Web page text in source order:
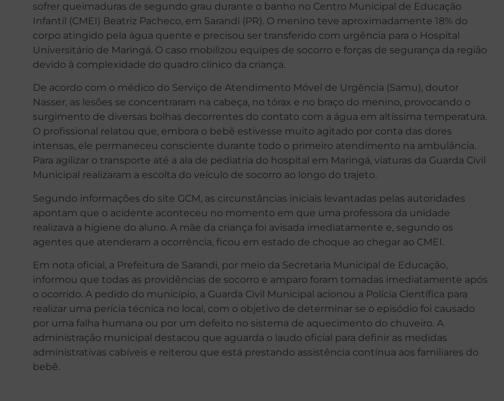
sofrer queimaduras de segundo grau durante o banho no Centro Municipal de Educação
Infantil (CMEI) Beatriz Pacheco, em Sarandi (PR). O menino teve aproximadamente 18% do
corpo atingido pela água quente e precisou ser transferido com urgência para o Hospital
Universitário de Maringá. O caso mobilizou equipes de socorro e forças de segurança da região
devido à complexidade do quadro clínico da criança.
De acordo com o médico do Serviço de Atendimento Móvel de Urgência (Samu), doutor
Nasser, as lesões se concentraram na cabeça, no tórax e no braço do menino, provocando o
surgimento de diversas bolhas decorrentes do contato com a água em altíssima temperatura.
O profissional relatou que, embora o bebê estivesse muito agitado por conta das dores
intensas, ele permaneceu consciente durante todo o primeiro atendimento na ambulância.
Para agilizar o transporte até a ala de pediatria do hospital em Maringá, viaturas da Guarda Civil
Municipal realizaram a escolta do veículo de socorro ao longo do trajeto.
Segundo informações do site GCM, as circunstâncias iniciais levantadas pelas autoridades
apontam que o acidente aconteceu no momento em que uma professora da unidade
realizava a higiene do aluno. A mãe da criança foi avisada imediatamente e, segundo os
agentes que atenderam a ocorrência, ficou em estado de choque ao chegar ao CMEI.
Em nota oficial, a Prefeitura de Sarandi, por meio da Secretaria Municipal de Educação,
informou que todas as providências de socorro e amparo foram tomadas imediatamente após
o ocorrido. A pedido do município, a Guarda Civil Municipal acionou a Polícia Científica para
realizar uma perícia técnica no local, com o objetivo de determinar se o episódio foi causado
por uma falha humana ou por um defeito no sistema de aquecimento do chuveiro. A
administração municipal destacou que aguarda o laudo oficial para definir as medidas
administrativas cabíveis e reiterou que está prestando assistência contínua aos familiares do
bebê.